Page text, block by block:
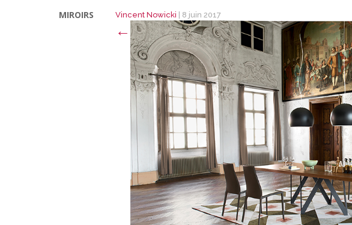
MIROIRS Vincent Nowicki 8 juin 2017
←